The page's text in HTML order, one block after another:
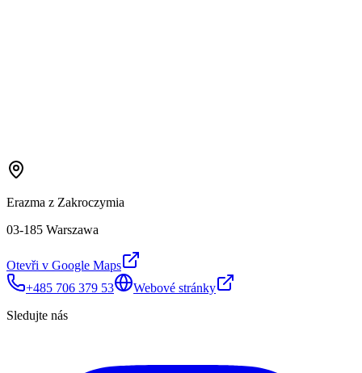
Erazma z Zakroczymia
03-185 Warszawa
Otevři v Google Maps
+485 706 379 53
Webové stránky
Sledujte nás